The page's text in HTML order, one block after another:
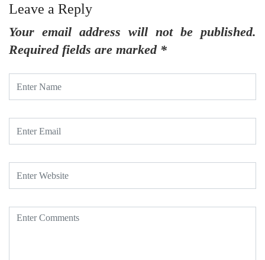
Leave a Reply
Your email address will not be published.
Required fields are marked *